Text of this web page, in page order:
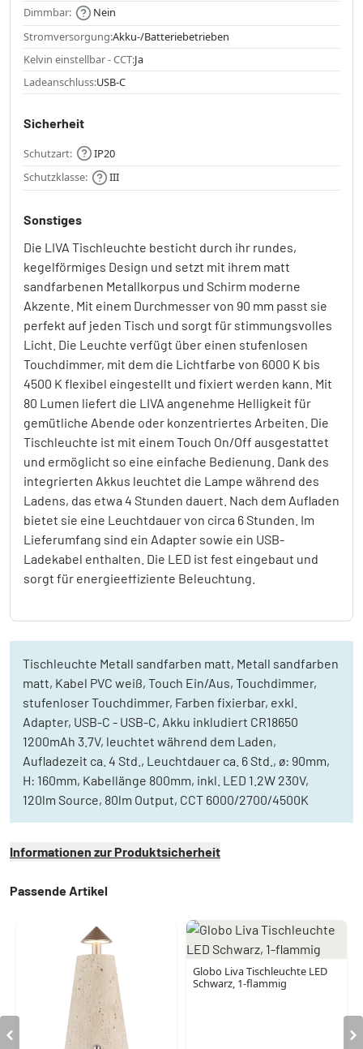
Dimmbar:
Nein
Stromversorgung:Akku-/Batteriebetrieben
Kelvin einstellbar - CCT:Ja
Ladeanschluss:USB-C
Sicherheit
Schutzart:
IP20
Schutzklasse:
III
Sonstiges
Die LIVA Tischleuchte besticht durch ihr rundes,
kegelförmiges Design und setzt mit ihrem matt
sandfarbenen Metallkorpus und Schirm moderne
Akzente. Mit einem Durchmesser von 90 mm passt sie
perfekt auf jeden Tisch und sorgt für stimmungsvolles
Licht. Die Leuchte verfügt über einen stufenlosen
Touchdimmer, mit dem die Lichtfarbe von 6000 K bis
4500 K flexibel eingestellt und fixiert werden kann. Mit
80 Lumen liefert die LIVA angenehme Helligkeit für
gemütliche Abende oder konzentriertes Arbeiten. Die
Tischleuchte ist mit einem Touch On/Off ausgestattet
und ermöglicht so eine einfache Bedienung. Dank des
integrierten Akkus leuchtet die Lampe während des
Ladens, das etwa 4 Stunden dauert. Nach dem Aufladen
bietet sie eine Leuchtdauer von circa 6 Stunden. Im
Lieferumfang sind ein Adapter sowie ein USB-
Ladekabel enthalten. Die LED ist fest eingebaut und
sorgt für energieeffiziente Beleuchtung.
Tischleuchte Metall sandfarben matt, Metall sandfarben
matt, Kabel PVC weiß, Touch Ein/Aus, Touchdimmer,
stufenloser Touchdimmer, Farben fixierbar, exkl.
Adapter, USB-C - USB-C, Akku inkludiert CR18650
1200mAh 3.7V, leuchtet während dem Laden,
Aufladezeit ca. 4 Std., Leuchtdauer ca. 6 Std., ø: 90mm,
H: 160mm, Kabellänge 800mm, inkl. LED 1.2W 230V,
120lm Source, 80lm Output, CCT 6000/2700/4500K
Informationen zur Produktsicherheit
Passende Artikel
Globo Liva Tischleuchte LED
Schwarz, 1-flammig